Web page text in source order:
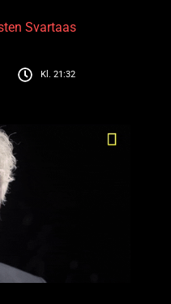
Svartaas
Kl. 21:32